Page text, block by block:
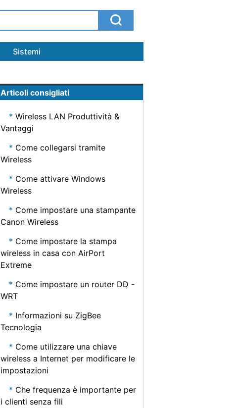
Sistemi
Articoli consigliati
Wireless LAN Produttività &
Vantaggi
Come collegarsi tramite
Wireless
Come attivare Windows
Wireless
Come impostare una stampante
Canon Wireless
Come impostare la stampa
wireless in casa con AirPort
Extreme
Come impostare un router DD -
WRT
Informazioni su ZigBee
Tecnologia
Come utilizzare una chiave
wireless a Internet per modificare le
impostazioni
Che frequenza è importante per
i clienti senza fili